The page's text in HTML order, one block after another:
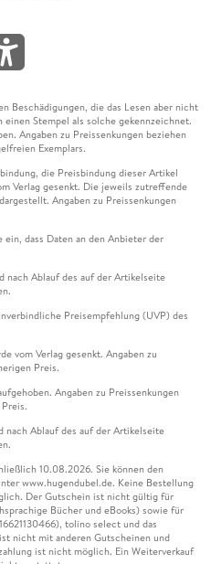
Beschädigungen, die das Lesen aber nicht
Stempel als solche gekennzeichnet.
Angaben zu Preissenkungen beziehen
Exemplars.
die Preisbindung dieser Artikel
Verlag gesenkt. Die jeweils zutreffende
Angaben zu Preissenkungen
dass Daten an den Anbieter der
nach Ablauf des auf der Artikelseite
Preisempfehlung (UVP) des
vom Verlag gesenkt. Angaben zu
Preis.
Angaben zu Preissenkungen
nach Ablauf des auf der Artikelseite
10.08.2026. Sie können den
www.hugendubel.de. Keine Bestellung
Der Gutschein ist nicht gültig für
Bücher und eBooks) sowie für
tolino select und das
nicht mit anderen Gutscheinen und
ist nicht möglich. Ein Weiterverkauf